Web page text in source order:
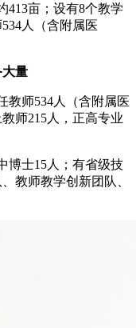
413亩；设有8个教学
人（含附属医
量
教师534人（含附属医
师215人，正高专业
博士15人；有省级技
教师教学创新团队、